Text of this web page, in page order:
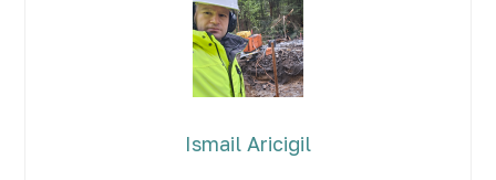
Ismail Aricigil